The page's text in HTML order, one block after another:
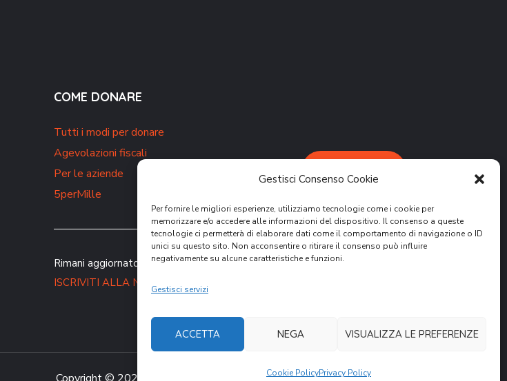
Gestisci Consenso Cookie
Per fornire le migliori esperienze, utilizziamo tecnologie come i cookie per
memorizzare e/o accedere alle informazioni del dispositivo. Il consenso a queste
tecnologie ci permetterà di elaborare dati come il comportamento di navigazione o ID
unici su questo sito. Non acconsentire o ritirare il consenso può influire
negativamente su alcune caratteristiche e funzioni.
Gestisci servizi
ACCETTA NEGA VISUALIZZA LE PREFERENZE
Cookie PolicyPrivacy Policy
COME DONARE
Tutti i modi per donare
Agevolazioni fiscali
Per le aziende
5perMille
Rimani aggiornato sulle nostre attività.
ISCRIVITI ALLA NEWSLETTER